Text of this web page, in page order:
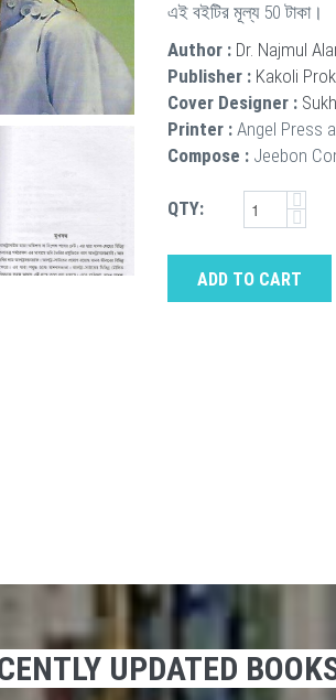
এই বইটির মূল্য 50 টাকা।
Author : Dr. Najmul
Publisher : Kakoli
Cover Designer :
Printer : Angel Press
Compose : Jeebon
QTY:
ADD TO CART
UPDATED